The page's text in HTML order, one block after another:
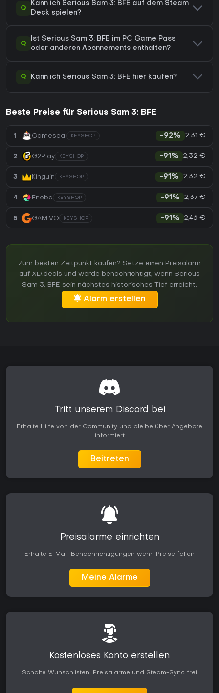
Q
Kann ich Serious Sam 3: BFE auf dem Steam
Deck spielen?
Q
Ist Serious Sam 3: BFE im PC Game Pass
oder anderen Abonnements enthalten?
Q Kann ich Serious Sam 3: BFE hier kaufen?
Beste Preise für Serious Sam 3: BFE
1 Gameseal KEYSHOP -92% 2,31 €
2 G2Play KEYSHOP -91% 2,32 €
3 Kinguin KEYSHOP -91% 2,32 €
4 Eneba KEYSHOP -91% 2,37 €
5 GAMIVO KEYSHOP -91% 2,46 €
Zum besten Zeitpunkt kaufen? Setze einen Preisalarm
auf XD.deals und werde benachrichtigt, wenn Serious
Sam 3: BFE sein nächstes historisches Tief erreicht.
Alarm erstellen
Tritt unserem Discord bei
Erhalte Hilfe von der Community und bleibe über Angebote
informiert
Beitreten
Preisalarme einrichten
Erhalte E-Mail-Benachrichtigungen wenn Preise fallen
Meine Alarme
Kostenloses Konto erstellen
Schalte Wunschlisten, Preisalarme und Steam-Sync frei